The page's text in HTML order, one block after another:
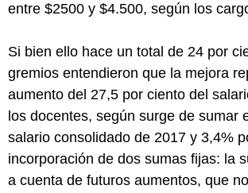
entre $2500 y $4.500, según los
Si bien ello hace un total de 24 por
gremios entendieron que la mejora
aumento del 27,5 por ciento del
los docentes, según surge de sumar
salario consolidado de 2017 y 3,4%
incorporación de dos sumas fijas: la
a cuenta de futuros aumentos, que